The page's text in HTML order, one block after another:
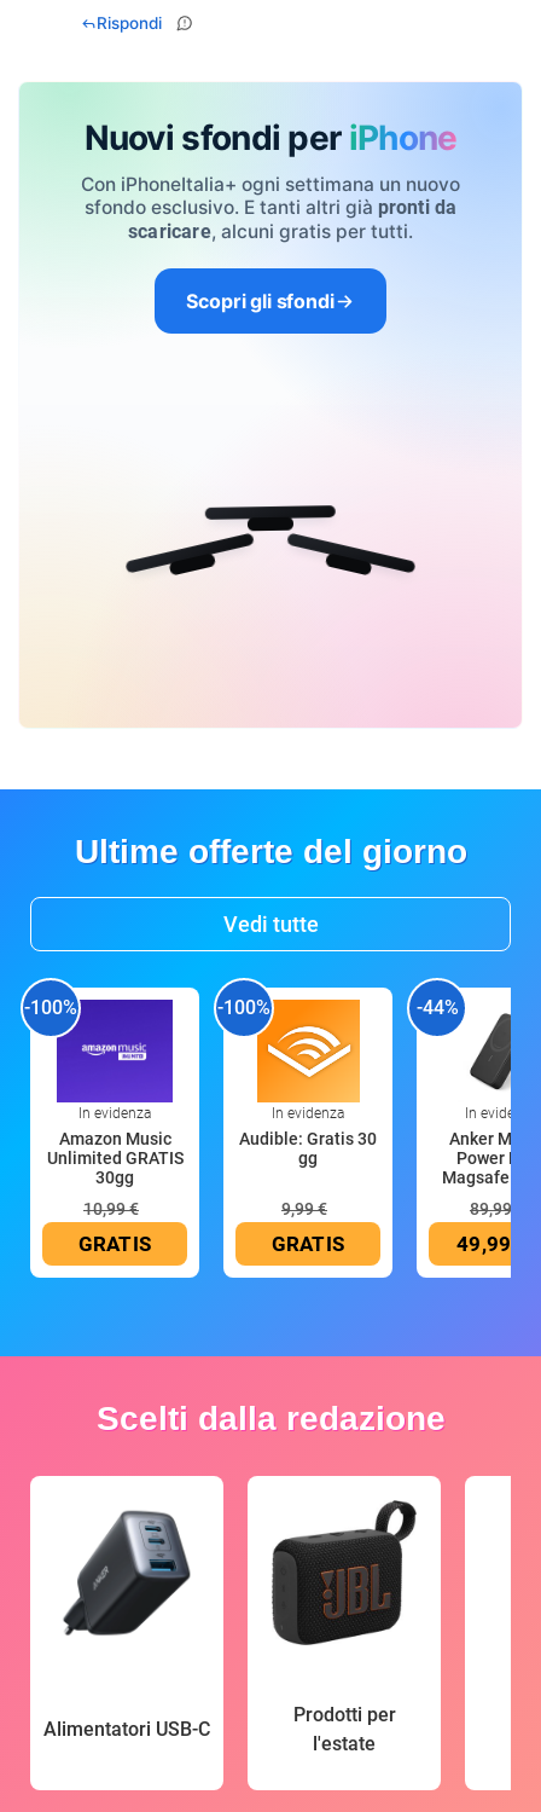
Rispondi
Nuovi sfondi per iPhone
Con iPhoneItalia+ ogni settimana un nuovo
sfondo esclusivo. E tanti altri già pronti da
scaricare, alcuni gratis per tutti.
Scopri gli sfondi
Ultime offerte del giorno
Vedi tutte
-100%
In evidenza
Amazon Music
Unlimited GRATIS
30gg
10,99 €
GRATIS
-100%
In evidenza
Audible: Gratis 30
gg
9,99 €
GRATIS
-44%
In evidenza
Anker
Power
Magsafe
89,99 €
49,99 €
Scelti dalla redazione
Alimentatori USB-C
Prodotti per
l'estate